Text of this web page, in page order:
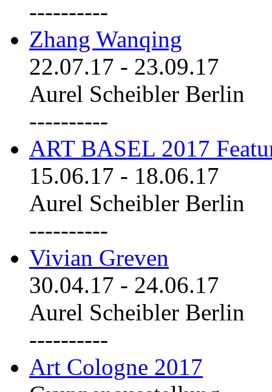
----------
Zhang Wanqing
22.07.17 - 23.09.17
Aurel Scheibler Berlin
----------
ART BASEL 2017
15.06.17 - 18.06.17
Aurel Scheibler Berlin
----------
Vivian Greven
30.04.17 - 24.06.17
Aurel Scheibler Berlin
----------
Art Cologne 2017